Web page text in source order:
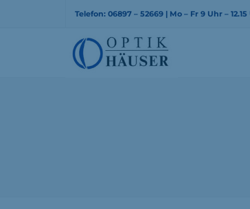
Telefon: 06897 – 52669 | Mo – Fr 9 Uhr –